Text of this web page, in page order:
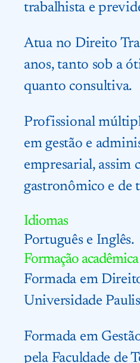
trabalhista e
Atua no Direito
anos, tanto sob a
quanto consultiva.
Profissional
em gestão e
empresarial, assim
gastronômico e de
Idiomas
Português e Inglês.
Formação acadêmica
Formada em
Universidade
Formada em
pela Faculdade de